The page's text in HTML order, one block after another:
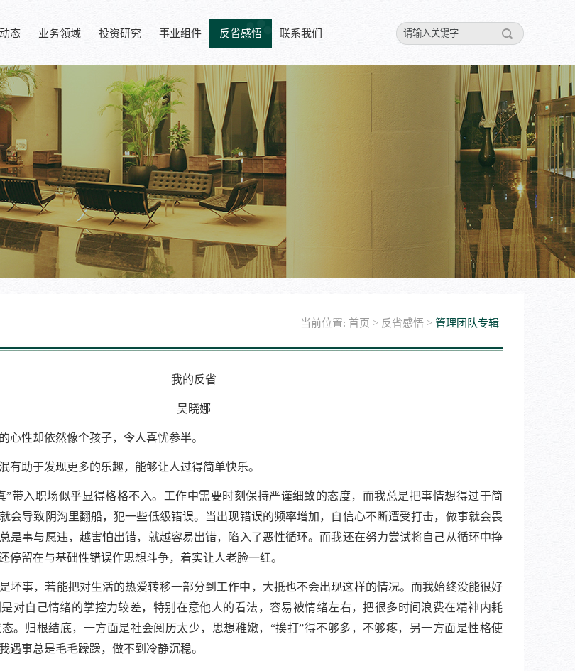
态 业务领域 投资研究 事业组件 反省感悟 联系我们
当前位置: 首页 > 反省感悟 > 管理团队专辑
我的反省
吴晓娜
心性却依然像个孩子，令人喜忧参半。
有助于发现更多的乐趣，能够让人过得简单快乐。
”带入职场似乎显得格格不入。工作中需要时刻保持严谨细致的态度，而我总是把事情想得过于简
会导致阴沟里翻船，犯一些低级错误。当出现错误的频率增加，自信心不断遭受打击，做事就会畏
是事与愿违，越害怕出错，就越容易出错，陷入了恶性循环。而我还在努力尝试将自己从循环中挣
停留在与基础性错误作思想斗争，着实让人老脸一红。
坏事，若能把对生活的热爱转移一部分到工作中，大抵也不会出现这样的情况。而我始终没能很好
对自己情绪的掌控力较差，特别在意他人的看法，容易被情绪左右，把很多时间浪费在精神内耗
。归根结底，一方面是社会阅历太少，思想稚嫩， “挨打”得不够多，不够疼，另一方面是性格使
遇事总是毛毛躁躁，做不到冷静沉稳。